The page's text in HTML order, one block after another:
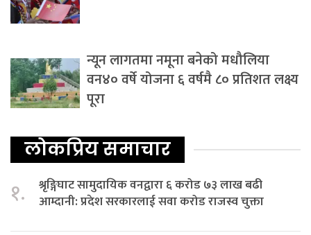
न्यून लागतमा नमूना बनेको मधौलिया
वन४० वर्षे योजना ६ वर्षमै ८० प्रतिशत लक्ष्य
पूरा
लोकप्रिय समाचार
१.
श्रृङ्गिघाट सामुदायिक वनद्वारा ६ करोड ७३ लाख बढी
आम्दानी: प्रदेश सरकारलाई सवा करोड राजस्व चुक्ता